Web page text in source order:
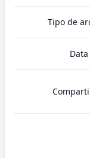
Tipo de
Data